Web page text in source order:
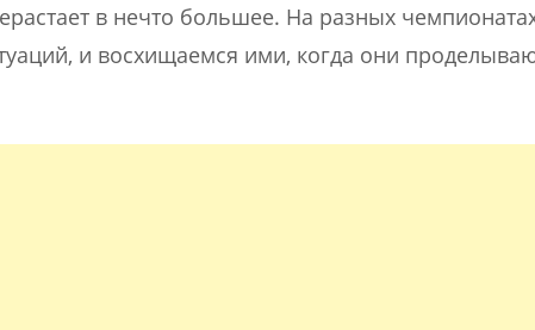
в нечто большее. На разных
и восхищаемся ими, когда они